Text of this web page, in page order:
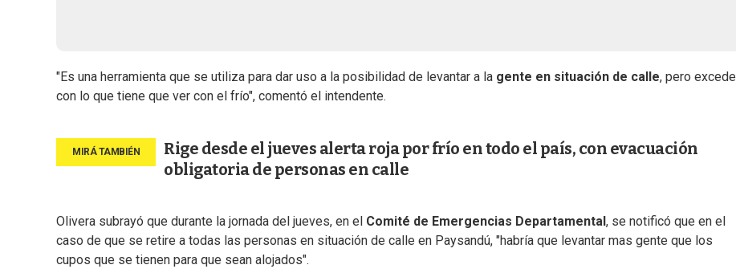
"Es una herramienta que se utiliza para dar uso a la posibilidad de levantar a la gente en situación de calle, pero excede
con lo que tiene que ver con el frío", comentó el intendente.
Rige desde el jueves alerta roja por frío en todo el país, con evacuación
obligatoria de personas en calle
Olivera subrayó que durante la jornada del jueves, en el Comité de Emergencias Departamental , se notificó que en el
caso de que se retire a todas las personas en situación de calle en Paysandú, "habría que levantar mas gente que los
cupos que se tienen para que sean alojados".